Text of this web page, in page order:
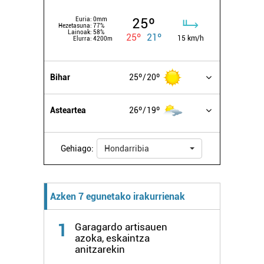
Euria: 0mm
Hezetasuna: 77%
Lainoak: 58%
Elurra: 4200m
25º
25º 21º 15 km/h
Bihar 25º 20º
Asteartea 26º 19º
Gehiago: Hondarribia
Azken 7 egunetako irakurrienak
1
Garagardo artisauen
azoka, eskaintza
anitzarekin